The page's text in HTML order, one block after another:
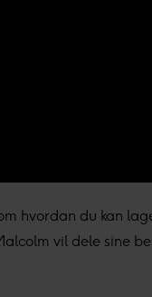
hvordan du kan
vil dele sine